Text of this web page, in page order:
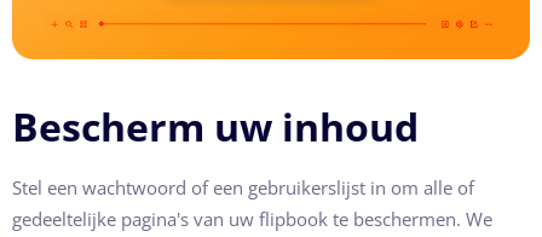
Bescherm uw inhoud
Stel een wachtwoord of een gebruikerslijst in om alle of
gedeeltelijke pagina's van uw flipbook te beschermen. We